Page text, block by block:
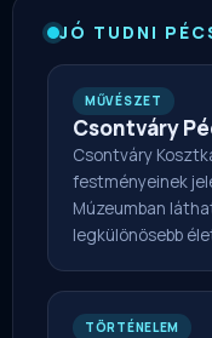
JÓ TUDNI
MŰVÉSZET
Csontváry
Csontváry
festményeinek
Múzeumban
legkülönösebb
TÖRTÉNELEM